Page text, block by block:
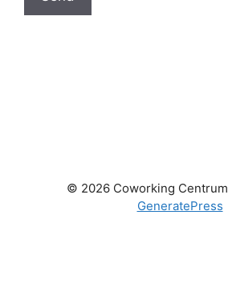
© 2026 Coworking Centrum
GeneratePress